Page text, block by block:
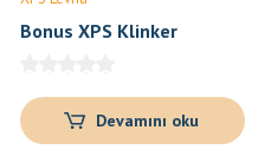
Bonus XPS Klinker
Devamını oku